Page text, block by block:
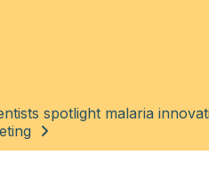
spotlight malaria